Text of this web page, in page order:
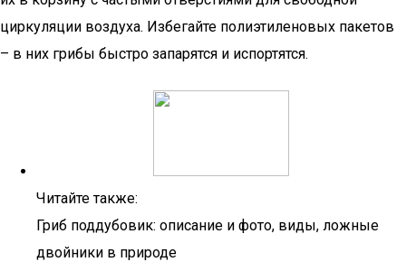
циркуляции воздуха. Избегайте полиэтиленовых пакетов
– в них грибы быстро запарятся и испортятся.
Читайте также:
Гриб поддубовик: описание и фото, виды, ложные
двойники в природе